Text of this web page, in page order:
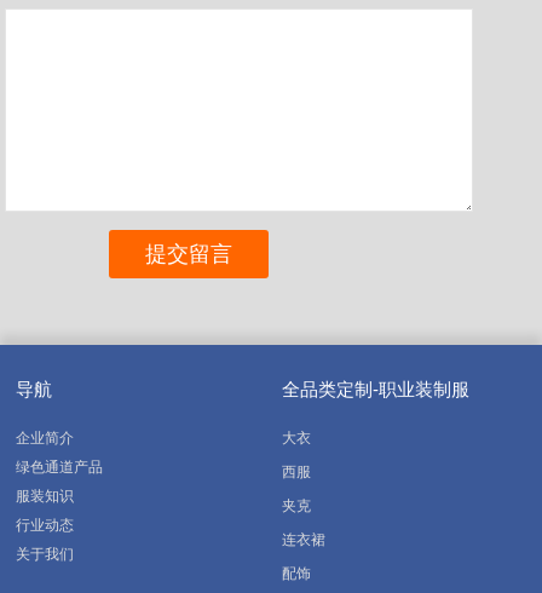
导航
企业简介
绿色通道产品
服装知识
行业动态
关于我们
全品类定制-职业装制服
大衣
西服
夹克
连衣裙
配饰